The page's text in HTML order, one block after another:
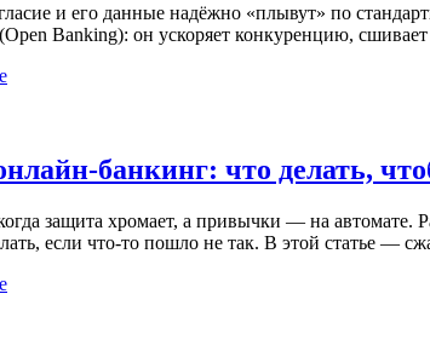
и его данные надёжно «плывут» по
Banking): он ускоряет конкуренцию,
банкинг: что делать,
защита хромает, а привычки — на
если что-то пошло не так. В этой статье —